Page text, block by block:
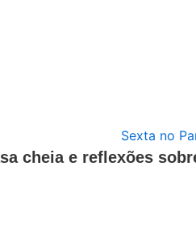
cheia e reflexões